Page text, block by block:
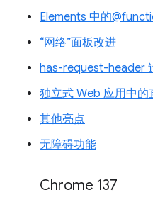
Elements 中的
“网络”面板改进
has-request-header
独立式 Web 应用中的
其他亮点
无障碍功能
Chrome 137